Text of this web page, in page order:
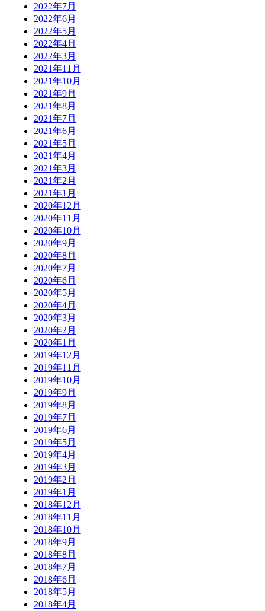
2022年7月
2022年6月
2022年5月
2022年4月
2022年3月
2021年11月
2021年10月
2021年9月
2021年8月
2021年7月
2021年6月
2021年5月
2021年4月
2021年3月
2021年2月
2021年1月
2020年12月
2020年11月
2020年10月
2020年9月
2020年8月
2020年7月
2020年6月
2020年5月
2020年4月
2020年3月
2020年2月
2020年1月
2019年12月
2019年11月
2019年10月
2019年9月
2019年8月
2019年7月
2019年6月
2019年5月
2019年4月
2019年3月
2019年2月
2019年1月
2018年12月
2018年11月
2018年10月
2018年9月
2018年8月
2018年7月
2018年6月
2018年5月
2018年4月